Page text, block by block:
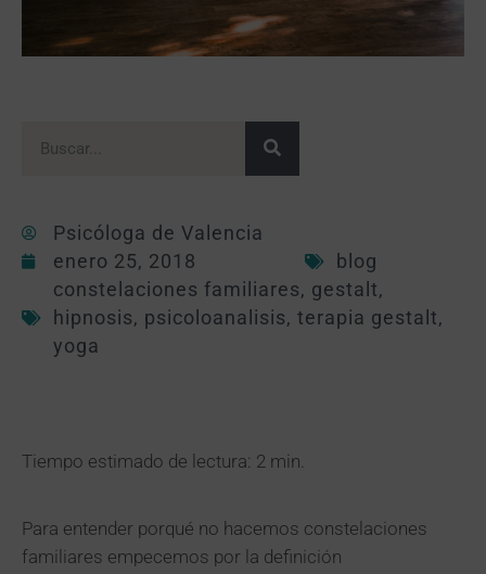
Psicóloga de Valencia
enero 25, 2018
blog
constelaciones familiares, gestalt,
hipnosis, psicoloanalisis, terapia gestalt,
yoga
Tiempo estimado de lectura: 2 min.
Para entender porqué no hacemos constelaciones
familiares empecemos por la definición